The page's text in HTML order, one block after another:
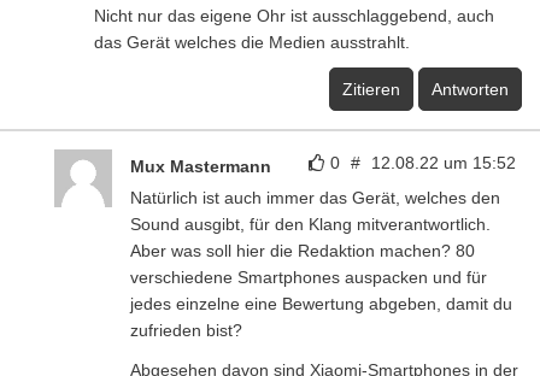
Nicht nur das eigene Ohr ist ausschlaggebend, auch
das Gerät welches die Medien ausstrahlt.
Zitieren Antworten
0 # 12.08.22 um 15:52
Mux Mastermann
Natürlich ist auch immer das Gerät, welches den
Sound ausgibt, für den Klang mitverantwortlich.
Aber was soll hier die Redaktion machen? 80
verschiedene Smartphones auspacken und für
jedes einzelne eine Bewertung abgeben, damit du
zufrieden bist?
Abgesehen davon sind Xiaomi-Smartphones in der